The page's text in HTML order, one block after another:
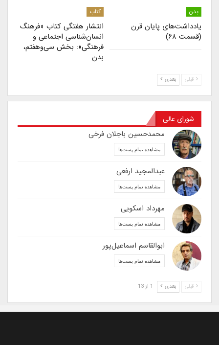
بدن
یادداشت‌های پایان قرن
(قسمت ۶۸)
کتاب
انتشار هفتگی کتاب «فرهنگ
انسان‌شناسی اجتماعی و
فرهنگی»: بخش سی‌وهفتم،
بدن
قبلی بعدی
شورای عالی
محمدحسین باجلان فرخی
مشاهده تمام پست‌ها
عبدالمجید ارفعی
مشاهده تمام پست‌ها
مهرداد اسکویی
مشاهده تمام پست‌ها
ابوالقاسم اسماعیل‌پور
مشاهده تمام پست‌ها
قبلی بعدی